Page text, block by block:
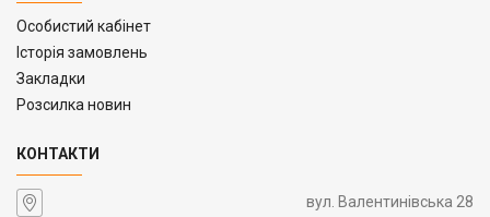
Особистий кабінет
Історія замовлень
Закладки
Розсилка новин
КОНТАКТИ
вул. Валентинівська 28